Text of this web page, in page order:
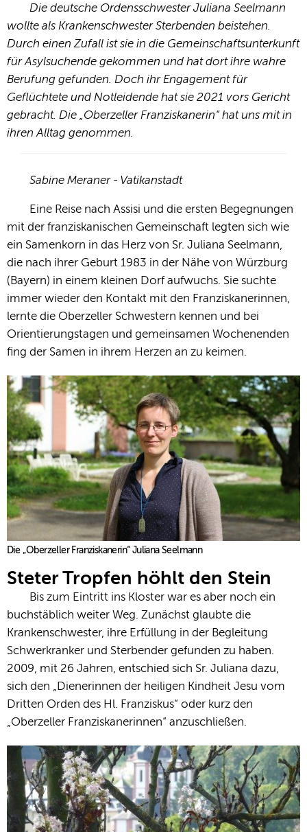
Die deutsche Ordensschwester Juliana Seelmann
wollte als Krankenschwester Sterbenden beistehen.
Durch einen Zufall ist sie in die Gemeinschaftsunterkunft
für Asylsuchende gekommen und hat dort ihre wahre
Berufung gefunden. Doch ihr Engagement für
Geflüchtete und Notleidende hat sie 2021 vors Gericht
gebracht. Die „Oberzeller Franziskanerin“ hat uns mit in
ihren Alltag genommen.
Sabine Meraner - Vatikanstadt
Eine Reise nach Assisi und die ersten Begegnungen
mit der franziskanischen Gemeinschaft legten sich wie
ein Samenkorn in das Herz von Sr. Juliana Seelmann,
die nach ihrer Geburt 1983 in der Nähe von Würzburg
(Bayern) in einem kleinen Dorf aufwuchs. Sie suchte
immer wieder den Kontakt mit den Franziskanerinnen,
lernte die Oberzeller Schwestern kennen und bei
Orientierungstagen und gemeinsamen Wochenenden
fing der Samen in ihrem Herzen an zu keimen.
Die „Oberzeller Franziskanerin“ Juliana Seelmann
Steter Tropfen höhlt den Stein
Bis zum Eintritt ins Kloster war es aber noch ein
buchstäblich weiter Weg. Zunächst glaubte die
Krankenschwester, ihre Erfüllung in der Begleitung
Schwerkranker und Sterbender gefunden zu haben.
2009, mit 26 Jahren, entschied sich Sr. Juliana dazu,
sich den „Dienerinnen der heiligen Kindheit Jesu vom
Dritten Orden des Hl. Franziskus“ oder kurz den
„Oberzeller Franziskanerinnen“ anzuschließen.